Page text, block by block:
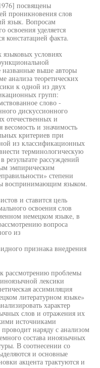
посвящены
проникновения слов
язык. Вопросам
освоения уделяется
констатацией факта.
условиях
выше авторы
анализа теоретических
к одной из двух
групп:
слово -
дискуссионного
отечественных и
весомость и значимость
критериев при
из классификационных
терминологическую
рассуждений
эмпирическим
степени
воспринимающим языком.
и ставится цель
освоения слов
немецком языке, в
вопроса
из
признака внедрения
рассмотрению проблемы
лексики
ассимиляция
литературном языке»
характер
слов и отражения их
источниками
наряду с анализом
состава иноязычных
В соотнесении со
и основные
акцента трактуются и